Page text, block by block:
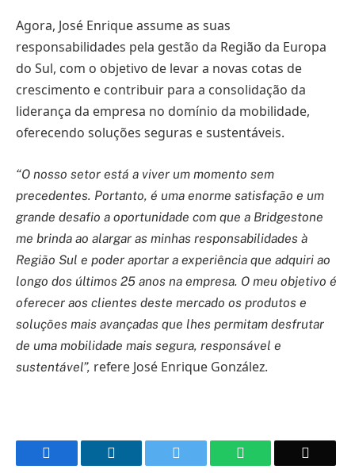
Agora, José Enrique assume as suas
responsabilidades pela gestão da Região da Europa
do Sul, com o objetivo de levar a novas cotas de
crescimento e contribuir para a consolidação da
liderança da empresa no domínio da mobilidade,
oferecendo soluções seguras e sustentáveis.
“O nosso setor está a viver um momento sem
precedentes. Portanto, é uma enorme satisfação e um
grande desafio a oportunidade com que a Bridgestone
me brinda ao alargar as minhas responsabilidades à
Região Sul e poder aportar a experiência que adquiri ao
longo dos últimos 25 anos na empresa. O meu objetivo é
oferecer aos clientes deste mercado os produtos e
soluções mais avançadas que lhes permitam desfrutar
de uma mobilidade mais segura, responsável e
sustentável”, refere José Enrique González.
WhatsApp